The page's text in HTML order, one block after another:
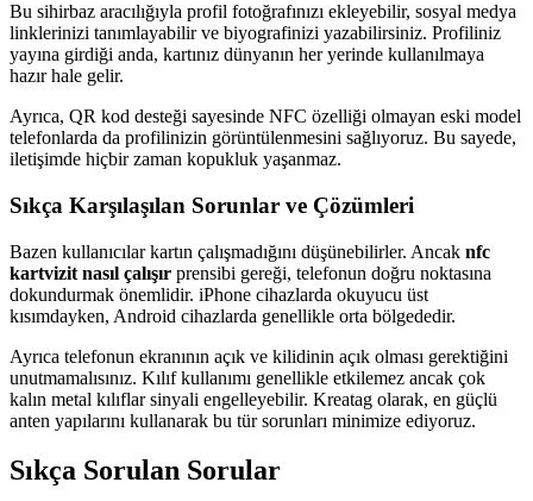
Bu sihirbaz aracılığıyla profil fotoğrafınızı ekleyebilir, sosyal medya
linklerinizi tanımlayabilir ve biyografinizi yazabilirsiniz. Profiliniz
yayına girdiği anda, kartınız dünyanın her yerinde kullanılmaya
hazır hale gelir.
Ayrıca, QR kod desteği sayesinde NFC özelliği olmayan eski model
telefonlarda da profilinizin görüntülenmesini sağlıyoruz. Bu sayede,
iletişimde hiçbir zaman kopukluk yaşanmaz.
Sıkça Karşılaşılan Sorunlar ve Çözümleri
Bazen kullanıcılar kartın çalışmadığını düşünebilirler. Ancak nfc
kartvizit nasıl çalışır prensibi gereği, telefonun doğru noktasına
dokundurmak önemlidir. iPhone cihazlarda okuyucu üst
kısımdayken, Android cihazlarda genellikle orta bölgededir.
Ayrıca telefonun ekranının açık ve kilidinin açık olması gerektiğini
unutmamalısınız. Kılıf kullanımı genellikle etkilemez ancak çok
kalın metal kılıflar sinyali engelleyebilir. Kreatag olarak, en güçlü
anten yapılarını kullanarak bu tür sorunları minimize ediyoruz.
Sıkça Sorulan Sorular